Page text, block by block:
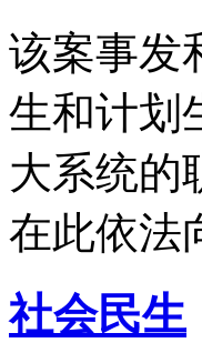
该案事发
生和计划
大系统的
在此依法
社会民生